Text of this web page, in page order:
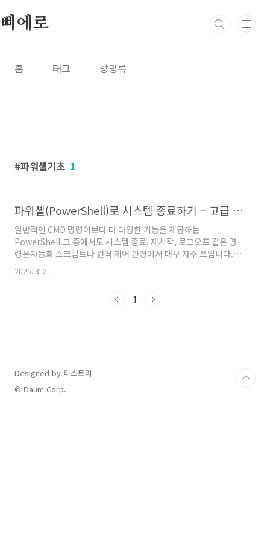
삐에로
홈 태그 방명록
파워셸기초 1
파워셸(PowerShell)로 시스템 종료하기 – 고급 명령어 정리
일반적인 CMD 명령어보다 더 다양한 기능을 제공하는
PowerShell.그 중에서도 시스템 종료, 재시작, 로그오프 같은 명
령은자동화 스크립트나 원격 제어 환경에서 매우 자주 쓰입니다.지
금 바로 꼭 필요한 PowerShell 종료 명령어를 확인해보세요!✅
PowerShell에서 종료 명령 기본 구조PowerShell에서는 Stop-
는 단순한 종료뿐만 아니라 원격 종료, 강제 종료, 인증 옵션까지 폭
2025. 8. 2.
1
Designed by 티스토리
© Daum Corp.